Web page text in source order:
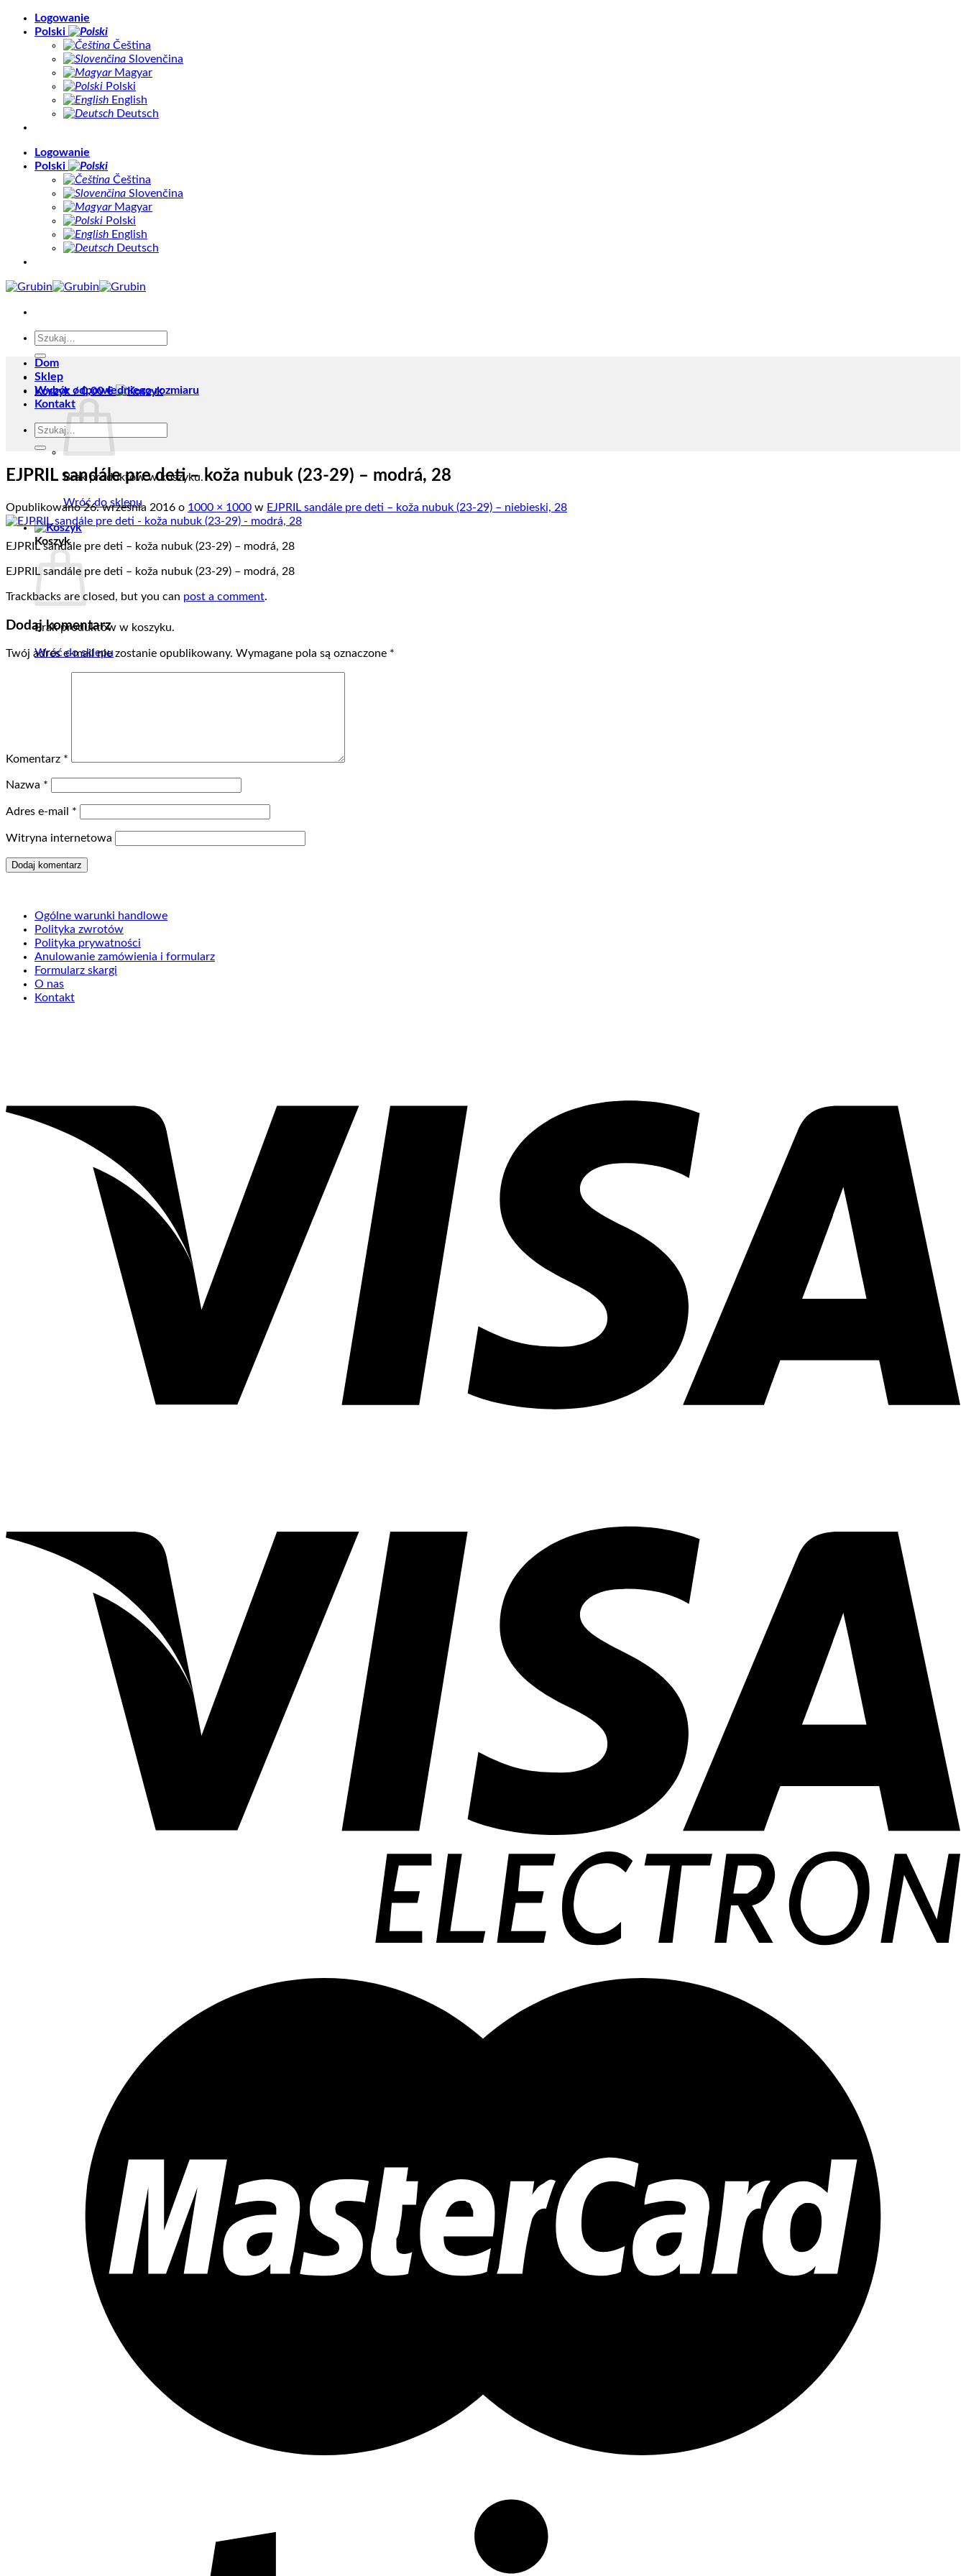
Skip
Logowanie
Polski
Čeština
Slovenčina
Magyar
Polski
English
Deutsch
Logowanie
Polski
Čeština
Slovenčina
Magyar
Polski
English
Deutsch
Szukaj:
Koszyk /0,00€
Brak produktów w koszyku.
Wróć do sklepu
Koszyk
Brak produktów w koszyku.
Wróć do sklepu
Dom
Sklep
Wybór odpowiedniego rozmiaru
Kontakt
Szukaj:
EJPRIL sandále pre deti – koža nubuk (23-29) – modrá, 28
Opublikowano26. września 2016 o 1000 × 1000 w EJPRIL sandále pre deti – koža nubuk (23-29) – niebieski, 28
EJPRIL sandále pre deti – koža nubuk (23-29) – modrá, 28
EJPRIL sandále pre deti – koža nubuk (23-29) – modrá, 28
Trackbacks are closed, but you can post a comment.
Dodaj komentarz
Twój adres e-mail nie zostanie opublikowany. Wymagane pola są oznaczone *
Komentarz *
Nazwa *
Adres e-mail *
Witryna internetowa
Ogólne warunki handlowe
Polityka zwrotów
Polityka prywatności
Anulowanie zamówienia i formularz
Formularz skargi
O nas
Kontakt